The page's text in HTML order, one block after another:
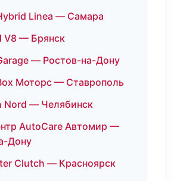
Linea — Самара
V8 — Брянск
— Ростов-на-Дону
Моторс — Ставрополь
Nord — Челябинск
AutoCare Автомир —
Дону
Clutch — Красноярск